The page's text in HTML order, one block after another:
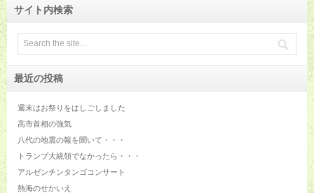
サイト内検索
最近の投稿
週末はお祭りをはしごしました
高市首相の強気
八代の地震の報を聞いて・・・
トランプ大統領でなかったら・・・
アルゼンチンタンゴコンサート
熱海のせかいえ